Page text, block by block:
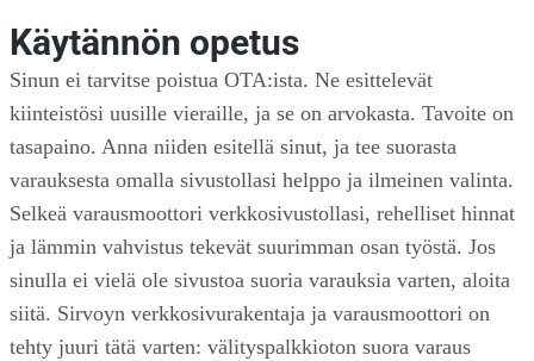
Käytännön opetus
Sinun ei tarvitse poistua OTA:ista. Ne esittelevät
kiinteistösi uusille vieraille, ja se on arvokasta. Tavoite on
tasapaino. Anna niiden esitellä sinut, ja tee suorasta
varauksesta omalla sivustollasi helppo ja ilmeinen valinta.
Selkeä varausmoottori verkkosivustollasi, rehelliset hinnat
ja lämmin vahvistus tekevät suurimman osan työstä. Jos
sinulla ei vielä ole sivustoa suoria varauksia varten, aloita
siitä. Sirvoyn verkkosivurakentaja ja varausmoottori on
tehty juuri tätä varten: välityspalkkioton suora varaus